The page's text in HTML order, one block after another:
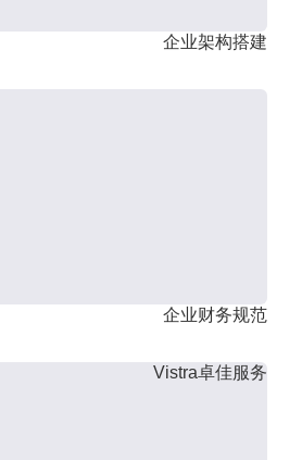
企业架构搭建
企业财务规范
Vistra卓佳服务